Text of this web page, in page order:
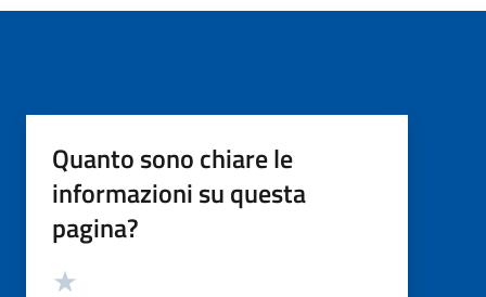
Quanto sono chiare le
informazioni su questa
pagina?
Valutazione